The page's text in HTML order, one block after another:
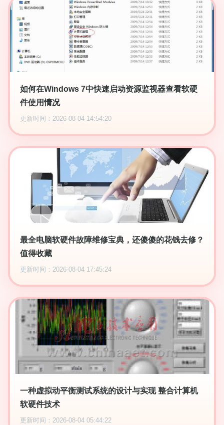
如何在Windows 7中快速启动资源监视器查看软硬
件使用情况
更新时间：2026-08-04 14:54:20
最全电脑软硬件故障维修宝典，还傻傻的花钱去修？
值得收藏
更新时间：2026-08-04 17:45:24
一种虚拟动平衡测试系统的设计与实现 整合计算机
软硬件技术
更新时间：2026-08-04 05:44:22